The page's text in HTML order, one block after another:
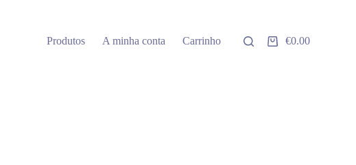
Produtos A minha conta Carrinho
Carrinho
€0.00